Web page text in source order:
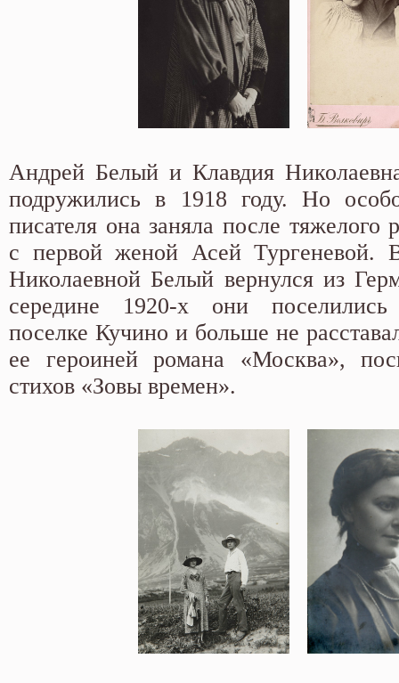
Андрей Белый и Клавдия
подружились в 1918 году. Но
писателя она заняла после тяжелого
с первой женой Асей Тургеневой.
Николаевной Белый вернулся из
середине 1920-х они
поселке Кучино и больше не
ее героиней романа «Москва»,
стихов «Зовы времен».